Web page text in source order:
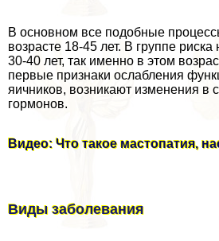
В основном все подобные
возрасте 18-45 лет. В группе
30-40 лет, так именно в этом
первые признаки ослабления
яичников, возникают изменения в
гормонов.
Видео: Что такое мастопатия,
Виды заболевания